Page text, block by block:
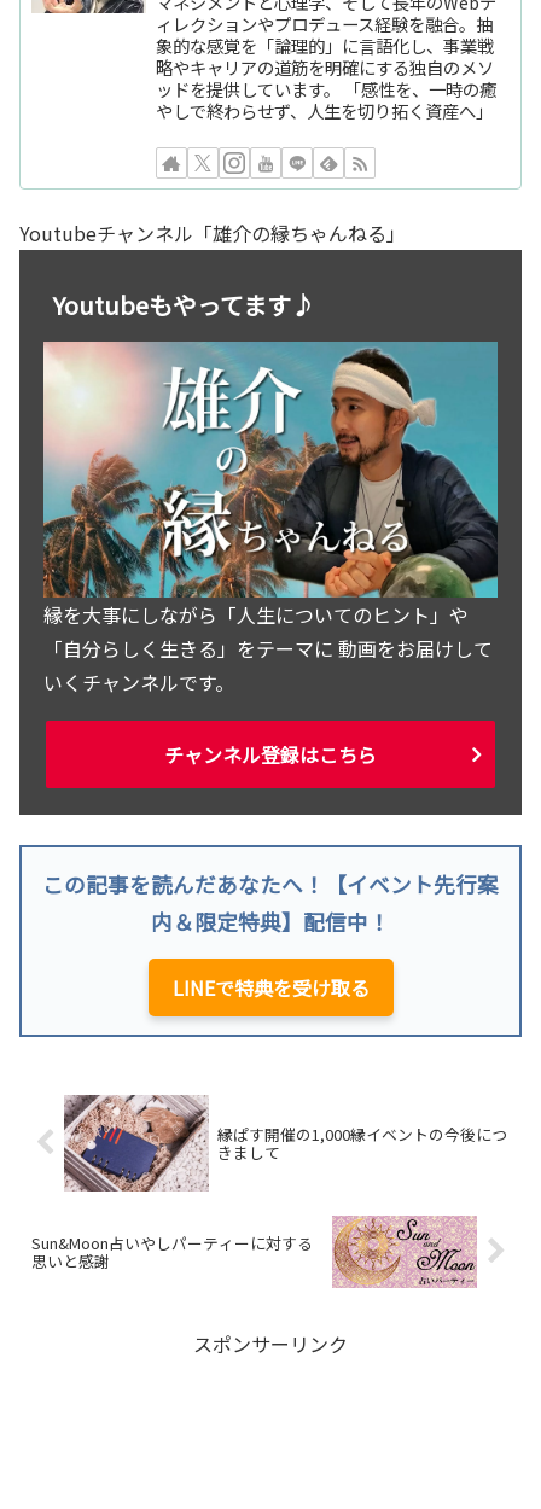
ィレクションやプロデュース経験を融合。抽
象的な感覚を「論理的」に言語化し、事業戦
略やキャリアの道筋を明確にする独自のメソ
ッドを提供しています。 「感性を、一時の癒
やしで終わらせず、人生を切り拓く資産へ」
Youtubeチャンネル「雄介の縁ちゃんねる」
Youtubeもやってます♪
縁を大事にしながら「人生についてのヒント」や
「自分らしく生きる」をテーマに 動画をお届けして
いくチャンネルです。
チャンネル登録はこちら
この記事を読んだあなたへ！【イベント先行案
内＆限定特典】配信中！
LINEで特典を受け取る
縁ぱす開催の1,000縁イベントの今後につ
きまして
Sun&Moon占いやしパーティーに対する
思いと感謝
スポンサーリンク